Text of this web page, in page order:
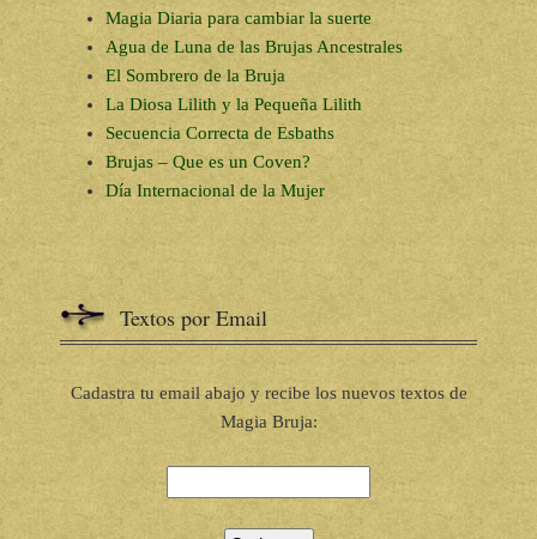
Magia Diaria para cambiar la suerte
Agua de Luna de las Brujas Ancestrales
El Sombrero de la Bruja
La Diosa Lilith y la Pequeña Lilith
Secuencia Correcta de Esbaths
Brujas – Que es un Coven?
Día Internacional de la Mujer
Textos por Email
Cadastra tu email abajo y recibe los nuevos textos de
Magia Bruja: